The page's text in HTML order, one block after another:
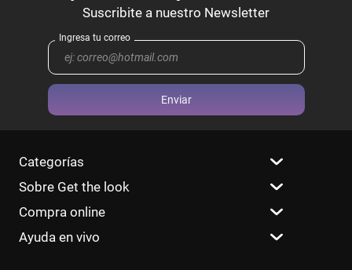
Enviar
Categorías
Sobre Get the look
Compra online
Ayuda en vivo